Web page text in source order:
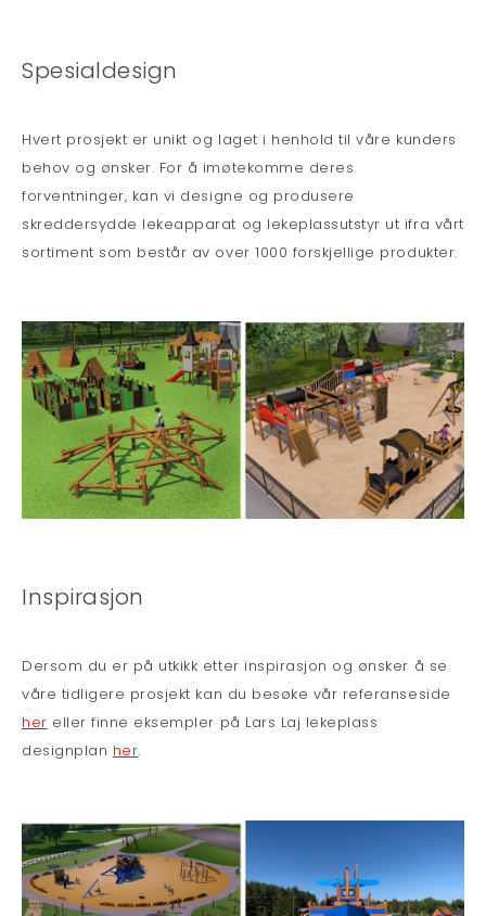
Spesialdesign
Hvert prosjekt er unikt og laget i henhold til våre kunders
behov og ønsker. For å imøtekomme deres
forventninger, kan vi designe og produsere
skreddersydde lekeapparat og lekeplassutstyr ut ifra vårt
sortiment som består av over 1000 forskjellige produkter.
Inspirasjon
Dersom du er på utkikk etter inspirasjon og ønsker å se
våre tidligere prosjekt kan du besøke vår referanseside
her eller finne eksempler på Lars Laj lekeplass
designplan her.